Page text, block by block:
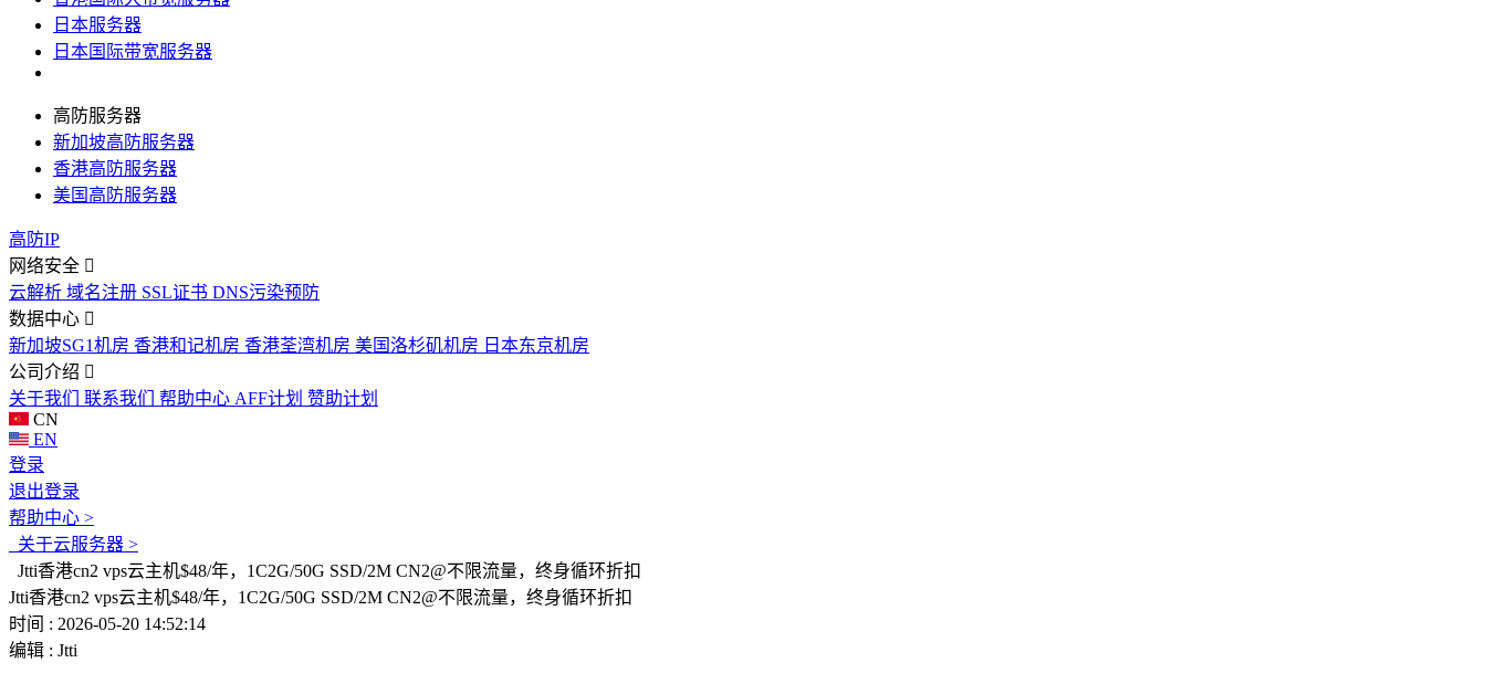
日本服务器
日本国际带宽服务器
高防服务器
新加坡高防服务器
香港高防服务器
美国高防服务器
高防IP
网络安全
云解析 域名注册 SSL证书 DNS污染预防
数据中心
新加坡SG1机房 香港和记机房 香港荃湾机房 美国洛杉矶机房 日本东京机房
公司介绍
关于我们 联系我们 帮助中心 AFF计划 赞助计划
CN
EN
登录
退出登录
帮助中心 >
关于云服务器 >
Jtti香港cn2 vps云主机$48/年，1C2G/50G SSD/2M CN2@不限流量，终身循环折扣
Jtti香港cn2 vps云主机$48/年，1C2G/50G SSD/2M CN2@不限流量，终身循环折扣
时间 : 2026-05-20 14:52:14
编辑 : Jtti